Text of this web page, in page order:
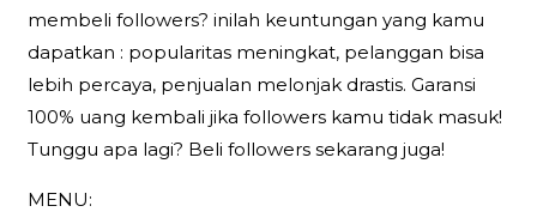
membeli followers? inilah keuntungan yang kamu
dapatkan : popularitas meningkat, pelanggan bisa
lebih percaya, penjualan melonjak drastis. Garansi
100% uang kembali jika followers kamu tidak masuk!
Tunggu apa lagi? Beli followers sekarang juga!
MENU: